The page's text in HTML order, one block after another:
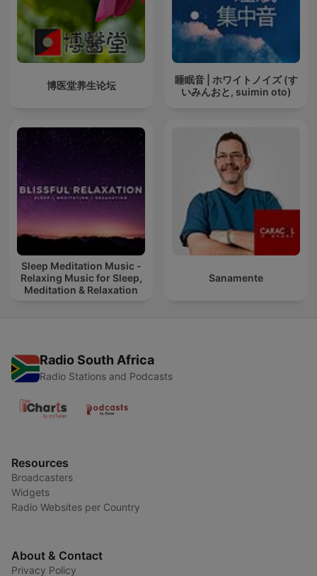
博医堂养生论坛
睡眠音 | ホワイトノイズ (す
いみんおと, suimin oto)
Sleep Meditation Music -
Relaxing Music for Sleep,
Meditation & Relaxation
Sanamente
Radio South Africa
Radio Stations and Podcasts
Resources
Broadcasters
Widgets
Radio Websites per Country
About & Contact
Privacy Policy